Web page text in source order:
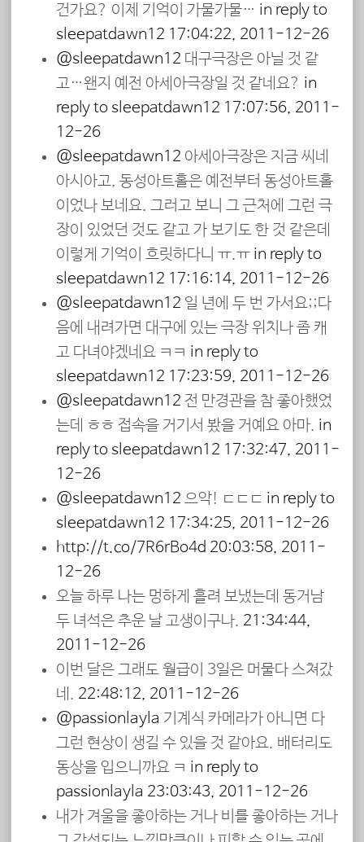
건가요? 이제 기억이 가물가물… in reply to
sleepatdawn12 17:04:22, 2011-12-26
@sleepatdawn12 대구극장은 아닐 것 같
고…왠지 예전 아세아극장일 것 같네요? in
reply to sleepatdawn12 17:07:56, 2011-
12-26
@sleepatdawn12 아세아극장은 지금 씨네
아시아고, 동성아트홀은 예전부터 동성아트홀
이었나 보네요. 그러고 보니 그 근처에 그런 극
장이 있었던 것도 같고 가 보기도 한 것 같은데
이렇게 기억이 흐릿하다니 ㅠ.ㅠ in reply to
sleepatdawn12 17:16:14, 2011-12-26
@sleepatdawn12 일 년에 두 번 가서요;;다
음에 내려가면 대구에 있는 극장 위치나 좀 캐
고 다녀야겠네요 ㅋㅋ in reply to
sleepatdawn12 17:23:59, 2011-12-26
@sleepatdawn12 전 만경관을 참 좋아했었
는데 ㅎㅎ 접속을 거기서 봤을 거예요 아마. in
reply to sleepatdawn12 17:32:47, 2011-
12-26
@sleepatdawn12 으악! ㄷㄷㄷ in reply to
sleepatdawn12 17:34:25, 2011-12-26
http://t.co/7R6rBo4d 20:03:58, 2011-
12-26
오늘 하루 나는 멍하게 흘려 보냈는데 동거남
두 녀석은 추운 날 고생이구나. 21:34:44,
2011-12-26
이번 달은 그래도 월급이 3일은 머물다 스쳐갔
네. 22:48:12, 2011-12-26
@passionlayla 기계식 카메라가 아니면 다
그런 현상이 생길 수 있을 것 같아요. 배터리도
동상을 입으니까요 ㅋ in reply to
passionlayla 23:03:43, 2011-12-26
내가 겨울을 좋아하는 거나 비를 좋아하는 거나